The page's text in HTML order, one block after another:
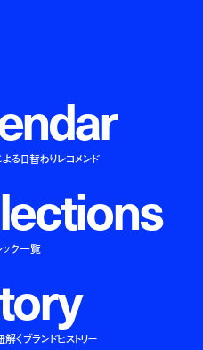
ndar
る日替わりレコメンド
ections
ック一覧
ory
くブランドヒストリー